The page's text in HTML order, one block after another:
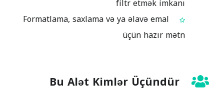
filtr etmək imkanı
Formatlama, saxlama və ya əlavə emal
üçün hazır mətn
Bu Alət Kimlər Üçündür